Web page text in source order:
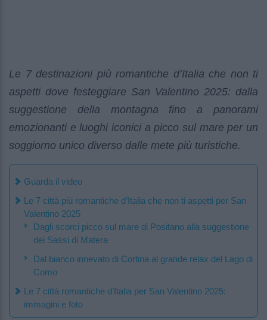
Le 7 destinazioni più romantiche d’Italia che non ti
aspetti dove festeggiare San Valentino 2025: dalla
suggestione della montagna fino a panorami
emozionanti e luoghi iconici a picco sul mare per un
soggiorno unico diverso dalle mete più turistiche.
Guarda il video
Le 7 città più romantiche d’Italia che non ti aspetti per San
Valentino 2025
Dagli scorci picco sul mare di Positano alla suggestione
dei Sassi di Matera
Dal bianco innevato di Cortina al grande relax del Lago di
Como
Le 7 città romantiche d’Italia per San Valentino 2025:
immagini e foto